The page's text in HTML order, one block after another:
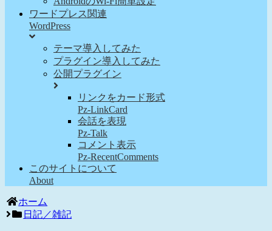
ワードプレス関連
WordPress
テーマ導入してみた
プラグイン導入してみた
公開プラグイン
リンクをカード形式
Pz-LinkCard
会話を表現
Pz-Talk
コメント表示
Pz-RecentComments
このサイトについて
About
ホーム
日記／雑記